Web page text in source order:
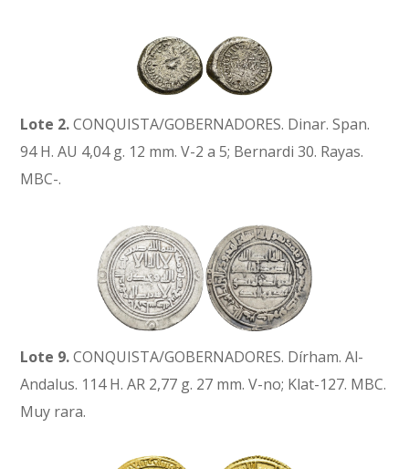
Lote 2.CONQUISTA/GOBERNADORES. Dinar. Span.
94 H. AU 4,04 g. 12 mm. V-2 a 5; Bernardi 30. Rayas.
MBC-.
Lote 9.CONQUISTA/GOBERNADORES. Dírham. Al-
Andalus. 114 H. AR 2,77 g. 27 mm. V-no; Klat-127. MBC.
Muy rara.